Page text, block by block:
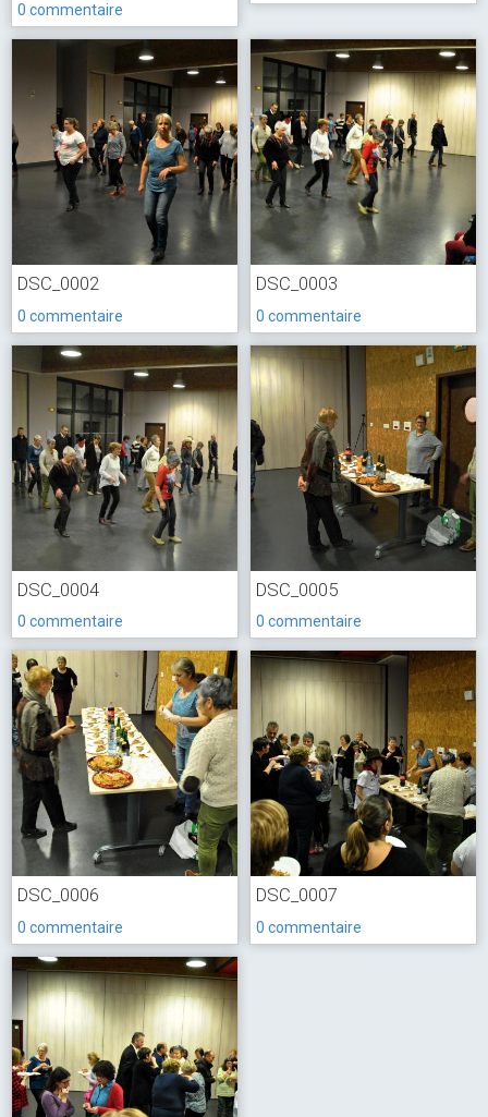
0 commentaire
DSC_0002
0 commentaire
DSC_0003
0 commentaire
DSC_0004
0 commentaire
DSC_0005
0 commentaire
DSC_0006
0 commentaire
DSC_0007
0 commentaire